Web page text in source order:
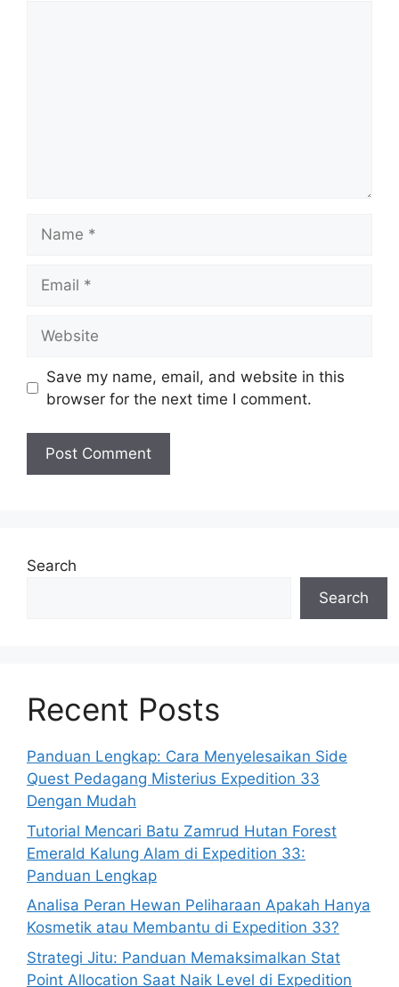
Save my name, email, and website in this
browser for the next time I comment.
Search
Search
Recent Posts
Panduan Lengkap: Cara Menyelesaikan Side
Quest Pedagang Misterius Expedition 33
Dengan Mudah
Tutorial Mencari Batu Zamrud Hutan Forest
Emerald Kalung Alam di Expedition 33:
Panduan Lengkap
Analisa Peran Hewan Peliharaan Apakah Hanya
Kosmetik atau Membantu di Expedition 33?
Strategi Jitu: Panduan Memaksimalkan Stat
Point Allocation Saat Naik Level di Expedition